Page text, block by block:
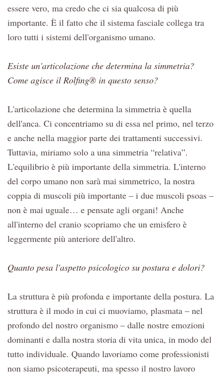
essere vero, ma credo che ci sia qualcosa di più
importante. È il fatto che il sistema fasciale collega tra
loro tutti i sistemi dell'organismo umano.
Esiste un'articolazione che determina la simmetria?
Come agisce il Rolfing® in questo senso?
L'articolazione che determina la simmetria è quella
dell'anca. Ci concentriamo su di essa nel primo, nel terzo
e anche nella maggior parte dei trattamenti successivi.
Tuttavia, miriamo solo a una simmetria “relativa”.
L'equilibrio è più importante della simmetria. L'interno
del corpo umano non sarà mai simmetrico, la nostra
coppia di muscoli più importante – i due muscoli psoas –
non è mai uguale… e pensate agli organi! Anche
all'interno del cranio scopriamo che un emisfero è
leggermente più anteriore dell'altro.
Quanto pesa l'aspetto psicologico su postura e dolori?
La struttura è più profonda e importante della postura. La
struttura è il modo in cui ci muoviamo, plasmata – nel
profondo del nostro organismo – dalle nostre emozioni
dominanti e dalla nostra storia di vita unica, in modo del
tutto individuale. Quando lavoriamo come professionisti
non siamo psicoterapeuti, ma spesso il nostro lavoro